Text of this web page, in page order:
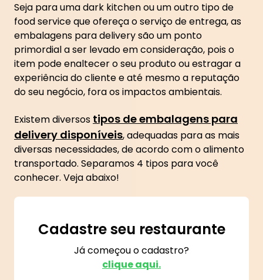
Seja para uma dark kitchen ou um outro tipo de
food service que ofereça o serviço de entrega, as
embalagens para delivery são um ponto
primordial a ser levado em consideração, pois o
item pode enaltecer o seu produto ou estragar a
experiência do cliente e até mesmo a reputação
do seu negócio, fora os impactos ambientais.
Existem diversos tipos de embalagens para
delivery disponíveis, adequadas para as mais
diversas necessidades, de acordo com o alimento
transportado. Separamos 4 tipos para você
conhecer. Veja abaixo!
Cadastre seu restaurante
Já começou o cadastro?
clique aqui.